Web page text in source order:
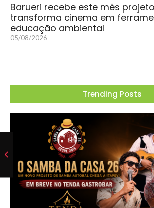
Barueri recebe este mês
transforma cinema em
educação ambiental
05/08/2026
Trending Posts